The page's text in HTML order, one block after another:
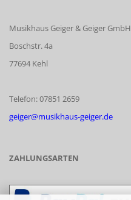
Musikhaus Geiger & Geiger GmbH
Boschstr. 4a
77694 Kehl
Telefon: 07851 2659
geiger@musikhaus-geiger.de
ZAHLUNGSARTEN